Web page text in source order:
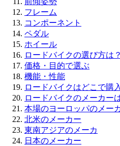
フレーム
コンポーネント
ペダル
ホイール
ロードバイクの選び方は？
価格・目的で選ぶ
機能・性能
ロードバイクはどこで購
ロードバイクのメーカー
本場のヨーロッパのメー
北米のメーカー
東南アジアのメーカ
日本のメーカー